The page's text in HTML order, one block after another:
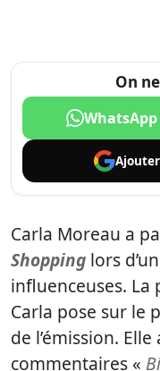
On
WhatsApp
Carla Moreau a
Shopping lors
influenceuses. La
Carla pose sur le
de l’émission.
commentaires «